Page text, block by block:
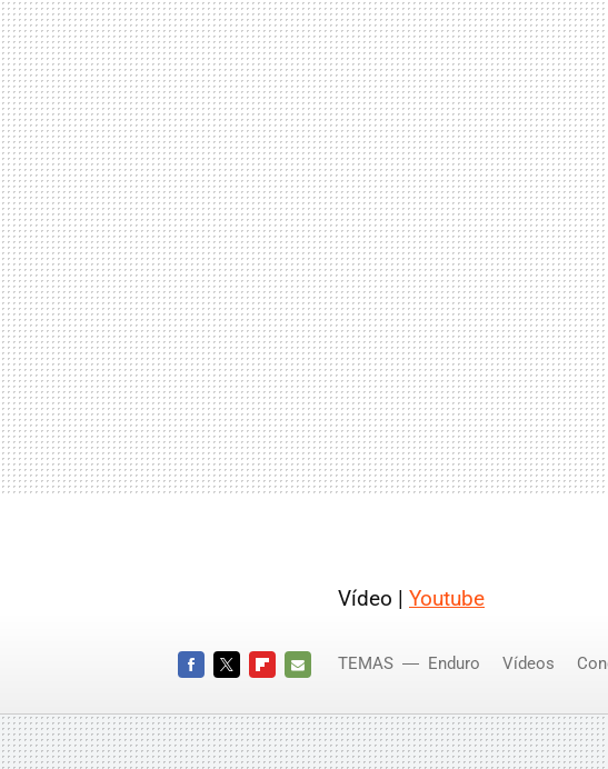
Vídeo | Youtube
MAIL
TEMAS Enduro Vídeos